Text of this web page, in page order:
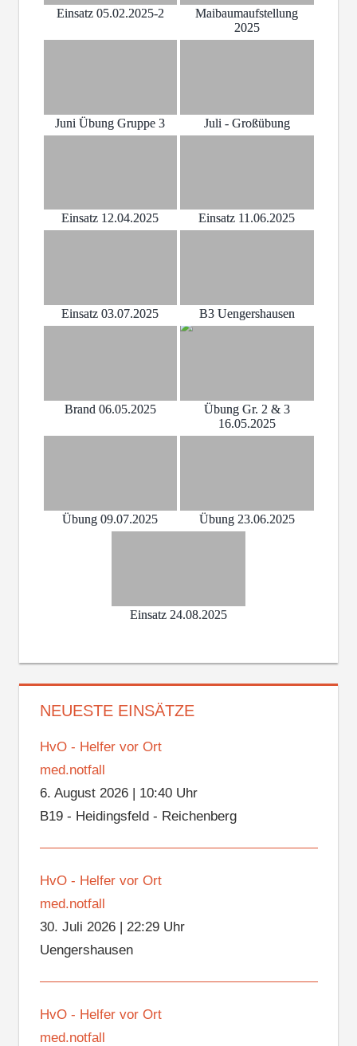
Einsatz 05.02.2025-2
Maibaumaufstellung
2025
Juni Übung Gruppe 3 Juli - Großübung
Einsatz 12.04.2025 Einsatz 11.06.2025
Einsatz 03.07.2025 B3 Uengershausen
Brand 06.05.2025
Übung Gr. 2 & 3
16.05.2025
Übung 09.07.2025 Übung 23.06.2025
Einsatz 24.08.2025
NEUESTE EINSÄTZE
HvO - Helfer vor Ort
med.notfall
6. August 2026| 10:40 Uhr
B19 - Heidingsfeld - Reichenberg
HvO - Helfer vor Ort
med.notfall
30. Juli 2026| 22:29 Uhr
Uengershausen
HvO - Helfer vor Ort
med.notfall